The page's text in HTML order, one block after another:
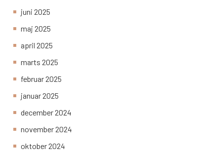
juni 2025
maj 2025
april 2025
marts 2025
februar 2025
januar 2025
december 2024
november 2024
oktober 2024